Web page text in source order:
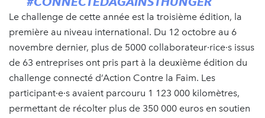
Le challenge de cette année est la troisième édition, la
première au niveau international. Du 12 octobre au 6
novembre dernier, plus de 5000 collaborateur·rice·s issus
de 63 entreprises ont pris part à la deuxième édition du
challenge connecté d’Action Contre la Faim. Les
participant·e·s avaient parcouru 1 123 000 kilomètres,
permettant de récolter plus de 350 000 euros en soutien